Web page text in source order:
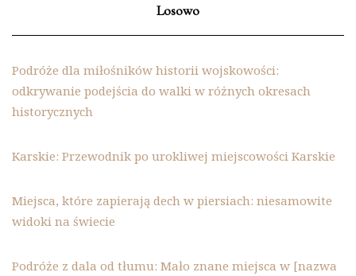
Losowo
Podróże dla miłośników historii wojskowości:
odkrywanie podejścia do walki w różnych okresach
historycznych
Karskie: Przewodnik po urokliwej miejscowości Karskie
Miejsca, które zapierają dech w piersiach: niesamowite
widoki na świecie
Podróże z dala od tłumu: Mało znane miejsca w [nazwa